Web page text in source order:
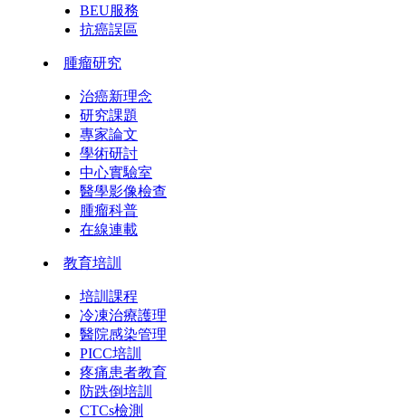
BEU服務
抗癌誤區
腫瘤研究
治癌新理念
研究課題
專家論文
學術研討
中心實驗室
醫學影像檢查
腫瘤科普
在線連載
教育培訓
培訓課程
冷凍治療護理
醫院感染管理
PICC培訓
疼痛患者教育
防跌倒培訓
CTCs檢測